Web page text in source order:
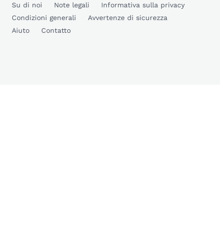
Su di noi Note legali
Informativa sulla privacy
Condizioni generali
Avvertenze di sicurezza
Aiuto
Contatto